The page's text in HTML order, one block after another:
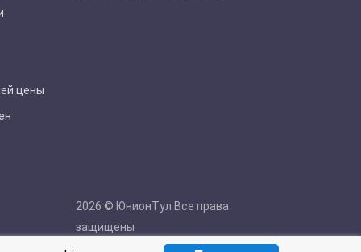
цены
2026 © ЮнионТул Все права
защищены